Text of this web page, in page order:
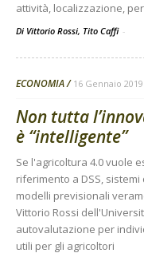
attività, localizzazione,
Di Vittorio Rossi, Tito Caffi -
ECONOMIA 16 Gennaio 2019
Non tutta
è “intelligente”
Se l'agricoltura 4.0 vuole
riferimento a DSS,
modelli previsionali
Vittorio Rossi
autovalutazione per
utili per gli agricoltori